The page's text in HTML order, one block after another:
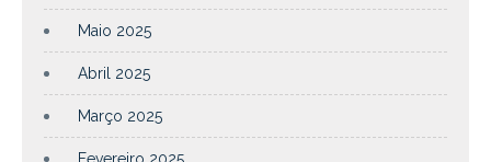
Maio 2025
Abril 2025
Março 2025
Fevereiro 2025